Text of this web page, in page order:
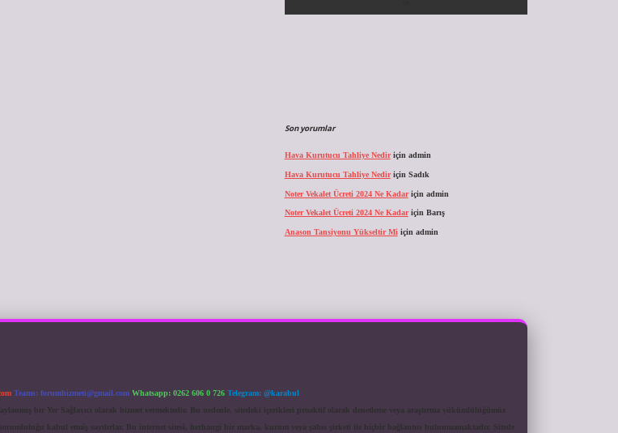
Son yorumlar
Hava Kurutucu Tahliye Nediriçin admin
Hava Kurutucu Tahliye Nediriçin Sadık
Noter Vekalet Ücreti 2024 Ne Kadariçin admin
Noter Vekalet Ücreti 2024 Ne Kadariçin Barış
Anason Tansiyonu Yükseltir Mi için admin
Teams: forumhizmeti@gmail.com Whatsapp: 0262 606 0 726 Telegram: @karabul
bir Yer Sağlayıcı olarak hizmet vermektedir. Bu nedenle, sitedeki içerikleri proaktif olarak denetleme veya araştırma yükümlülüğümüz
kabul etmiş sayılırlar. Bu internet sitesi, herhangi bir marka, kurum veya şahıs şirketi ile hiçbir bağlantısı bulunmamaktadır. Sitede